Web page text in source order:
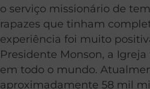
o serviço missionário de
rapazes que tinham
experiência foi muito
Presidente Monson, a
em todo o mundo.
aproximadamente 58 mil